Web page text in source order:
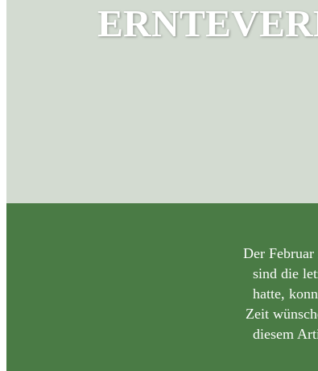
Der
sind die
hatte,
Zeit
diesem